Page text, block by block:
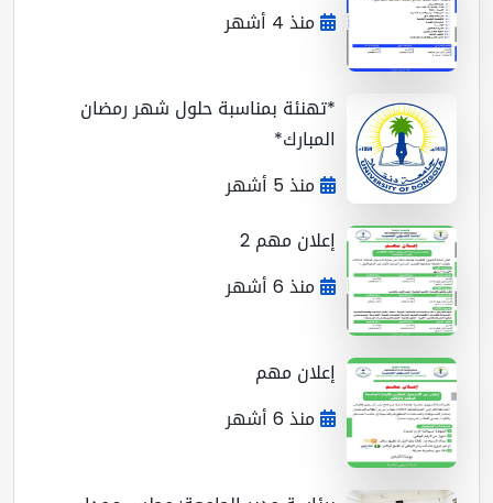
منذ 4 أشهر
*تهنئة بمناسبة حلول شهر رمضان
المبارك*
منذ 5 أشهر
إعلان مهم 2
منذ 6 أشهر
إعلان مهم
منذ 6 أشهر